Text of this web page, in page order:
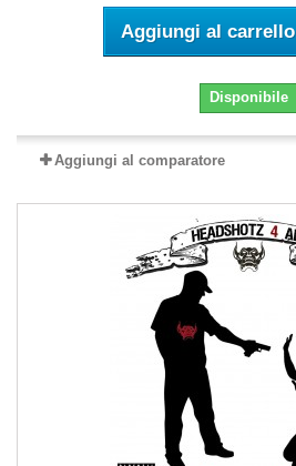
Aggiungi al carrello
Disponibile
Aggiungi al comparatore